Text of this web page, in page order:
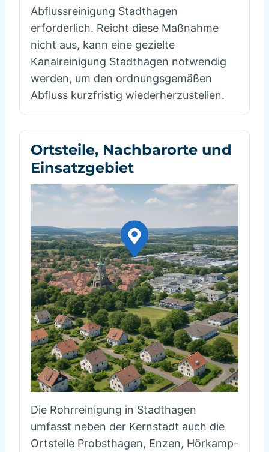
Abflussreinigung Stadthagen
erforderlich. Reicht diese Maßnahme
nicht aus, kann eine gezielte
Kanalreinigung Stadthagen notwendig
werden, um den ordnungsgemäßen
Abfluss kurzfristig wiederherzustellen.
Ortsteile, Nachbarorte und
Einsatzgebiet
Die Rohrreinigung in Stadthagen
umfasst neben der Kernstadt auch die
Ortsteile Probsthagen, Enzen, Hörkamp-